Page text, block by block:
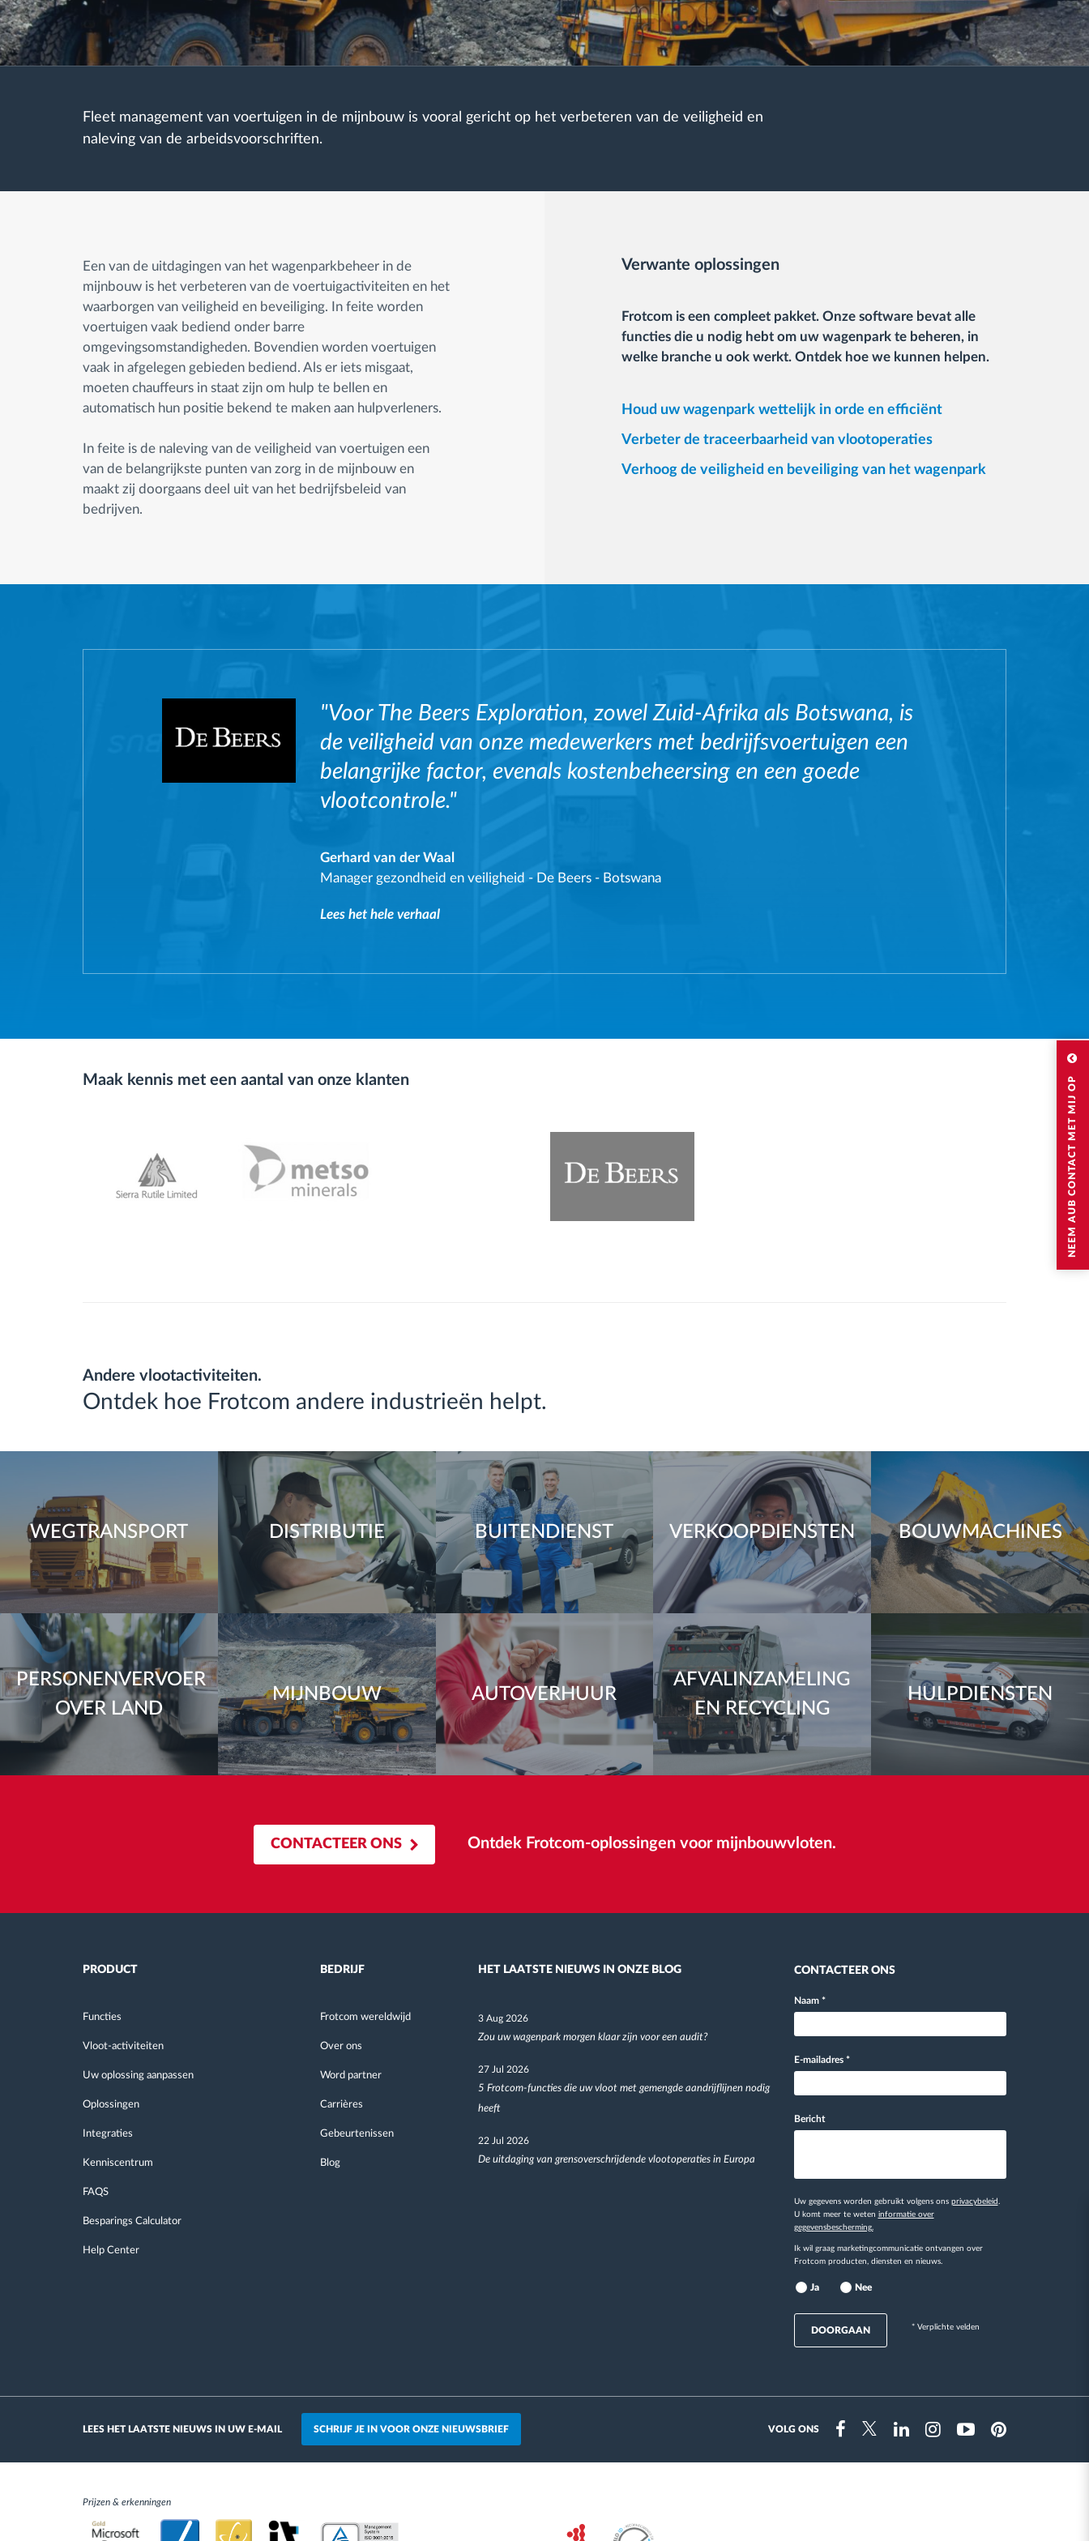
NEEM AUB CONTACT MET MIJ OP
Brandstofbeheer
Automatische
Fleet management van voertuigen in de mijnbouw is vooral gericht op het verbeteren van de veiligheid en
naleving van de arbeidsvoorschriften.
Een van de uitdagingen van het wagenparkbeheer in de
mijnbouw is het verbeteren van de voertuigactiviteiten en het
waarborgen van veiligheid en beveiliging. In feite worden
voertuigen vaak bediend onder barre
omgevingsomstandigheden. Bovendien worden voertuigen
vaak in afgelegen gebieden bediend. Als er iets misgaat,
moeten chauffeurs in staat zijn om hulp te bellen en
automatisch hun positie bekend te maken aan hulpverleners.
In feite is de naleving van de veiligheid van voertuigen een
van de belangrijkste punten van zorg in de mijnbouw en
maakt zij doorgaans deel uit van het bedrijfsbeleid van
bedrijven.
Verwante oplossingen
Frotcom is een compleet pakket. Onze software bevat alle
functies die u nodig hebt om uw wagenpark te beheren, in
welke branche u ook werkt. Ontdek hoe we kunnen helpen.
Houd uw wagenpark wettelijk in orde en efficiënt
Verbeter de traceerbaarheid van vlootoperaties
Verhoog de veiligheid en beveiliging van het wagenpark
"Voor The Beers Exploration, zowel Zuid-Afrika als Botswana, is
de veiligheid van onze medewerkers met bedrijfsvoertuigen een
belangrijke factor, evenals kostenbeheersing en een goede
vlootcontrole."
Gerhard van der Waal
Manager gezondheid en veiligheid - De Beers - Botswana
Lees het hele verhaal
Maak kennis met een aantal van onze klanten
Andere vlootactiviteiten.
Ontdek hoe Frotcom andere industrieën helpt.
WEGTRANSPORT DISTRIBUTIE BUITENDIENST VERKOOPDIENSTEN BOUWMACHINES
PERSONENVERVOER
OVER LAND
MIJNBOUW AUTOVERHUUR
AFVALINZAMELING
EN RECYCLING
HULPDIENSTEN
CONTACTEER ONS Ontdek Frotcom-oplossingen voor mijnbouwvloten.
PRODUCT
Functies
Vloot-activiteiten
Uw oplossing aanpassen
Oplossingen
Integraties
Kenniscentrum
FAQS
Besparings Calculator
Help Center
BEDRIJF
Frotcom wereldwijd
Over ons
Word partner
Carrières
Gebeurtenissen
Blog
HET LAATSTE NIEUWS IN ONZE BLOG
3 Aug 2026
Zou uw wagenpark morgen klaar zijn voor een audit?
27 Jul 2026
5 Frotcom-functies die uw vloot met gemengde aandrijflijnen nodig
heeft
22 Jul 2026
De uitdaging van grensoverschrijdende vlootoperaties in Europa
CONTACTEER ONS
Naam *
E-mailadres *
Bericht
Uw gegevens worden gebruikt volgens ons privacybeleid .
U komt meer te weten informatie over
gegevensbescherming.
Ik wil graag marketingcommunicatie ontvangen over
Frotcom producten, diensten en nieuws.
Ja Nee
DOORGAAN * Verplichte velden
LEES HET LAATSTE NIEUWS IN UW E-MAIL SCHRIJF JE IN VOOR ONZE NIEUWSBRIEF VOLG ONS
FacebookTwitterLinkedinInstragramYoutubePinterest
Prijzen & erkenningen